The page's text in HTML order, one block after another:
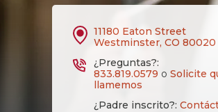
11180 Eaton Street
Westminster, CO 80020
¿Preguntas?:
833.819.0579 o Solicite
llamemos
¿Padre inscrito?: